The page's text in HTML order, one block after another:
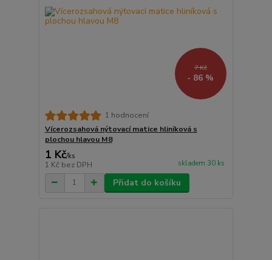
7 Kč
- 86 %
1 hodnocení
Vícerozsahová nýtovací matice hliníková s
plochou hlavou M8
1 Kč/ks
1 Kč bez DPH skladem 30 ks
Přidat do košíku